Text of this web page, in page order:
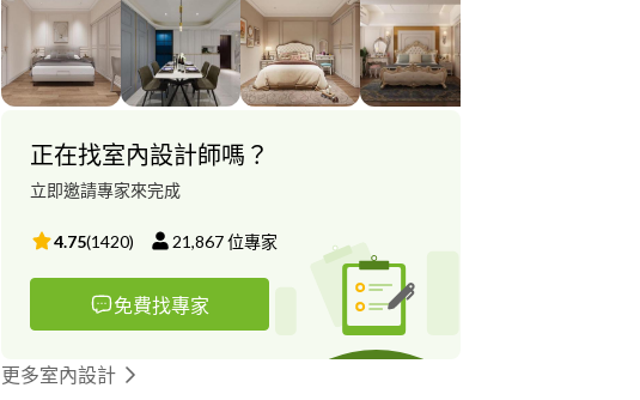
材、預算、家具、施工各有專長之資深設計師。 成功的定義因
人而異，對我們來說，只要「圓滿」就是人生的一大重要任
務，對於圓滿的追求，則來自於人與人之間的信任，以及真
誠，並秉持紮實及用心的相互對待，成就業主夢想家園。 ◆業
居住環境等之設計與施工。 ◆歷年獎項： ◇中國精英設計師峰
會~十大當紅別墅設計師 ◇第十屆國際空間設計大獎艾特獎
人設計學術精英設計師 ◇2020 A'DESIGN AWARD
◇2018-2019年度中國室內設計十大新銳人物。 ◇2018第五屆
中國設計年度大會暨金鷹設計大賽 - 金獎(住宅家居) ◇2018第
五屆中國設計年度大會暨金鷹設計大賽 - 年度精英設計師
◇2017-2018年度中國建築裝飾行業十大/最具影響力設計師
正在找室內設計師嗎？
立即邀請專家來完成
4.75(1420) 21,867位專家
免費找專家
更多室內設計